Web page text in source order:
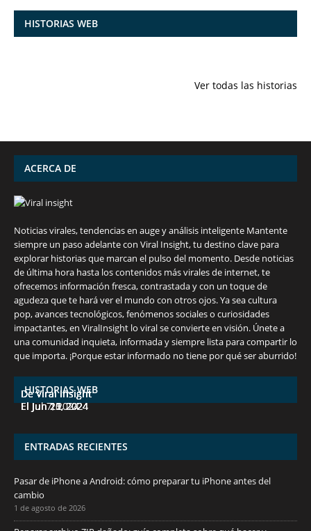
HISTORIAS WEB
Ver todas las historias
años
julio: Playas de
¡más!
ocultas del
ACERCA DE
Noticias virales, tendencias en auge y análisis inteligente Mantente
siempre un paso adelante con Viral Insight, tu destino clave para
explorar historias que marcan el pulso del momento. Desde noticias
de última hora hasta los contenidos más virales de internet, te
ofrecemos información fresca, contrastada y con un toque de
agudeza que te hará ver el mundo con otros ojos. Ya sea cultura
pop, avances tecnológicos, fenómenos sociales o curiosidades
impactantes, en ViralInsight lo viral se convierte en visión. Únete a
una comunidad inquieta, informada y siempre lista para compartir lo
que importa. ¡Porque estar informado no tiene por qué ser aburrido!
HISTORIAS WEB
7 frutas ricas en calcio para mantener la
De Viral Insight
El Jul 7, 2024
España en julio: Playas de ensueño,
De Viral Insight
El Jun 23, 2024
Funciones ocultas del iPhone que no
De Viral Insight
El Jun 20, 2024
Descubre las 10 criptomonedas con mayor
De Viral Insight
El Jun 15, 2024
¡Derrota el calor, no tus objetivos de
De Viral Insight
El Jun 11, 2024
ENTRADAS RECIENTES
Pasar de iPhone a Android: cómo preparar tu iPhone antes del
cambio
1 de agosto de 2026